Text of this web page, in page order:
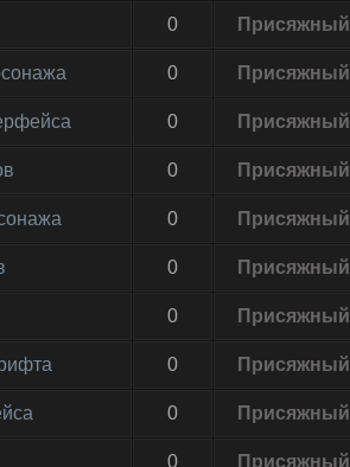
0 Присяжный
0 Присяжный
0 Присяжный
0 Присяжный
0 Присяжный
0 Присяжный
0 Присяжный
0 Присяжный
0 Присяжный
0 Присяжный